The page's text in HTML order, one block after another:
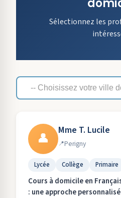
Sélectionnez les
👤 Mme T. Lucile
Perigny
Lycée Collège Primaire
Cours à domicile en
: une approche